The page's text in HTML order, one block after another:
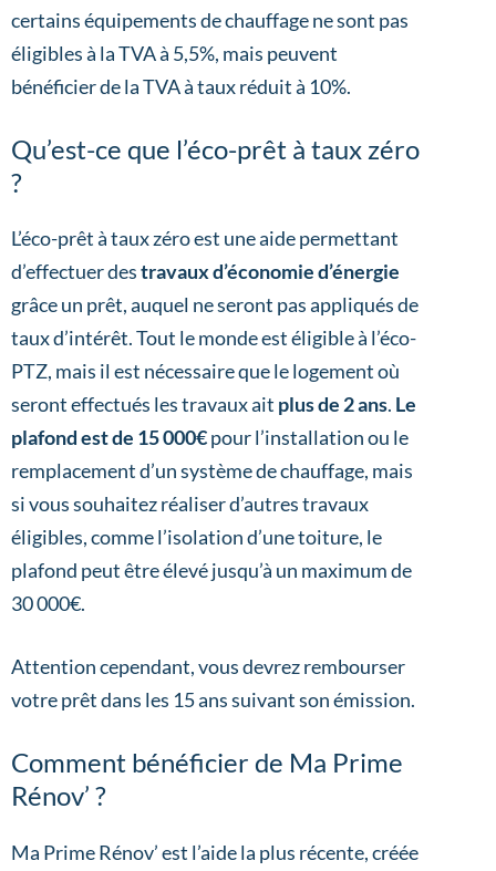
certains équipements de chauffage ne sont pas
éligibles à la TVA à 5,5%, mais peuvent
bénéficier de la TVA à taux réduit à 10%.
Qu’est-ce que l’éco-prêt à taux zéro
?
L’éco-prêt à taux zéro est une aide permettant
d’effectuer destravaux d’économie d’énergie
grâce un prêt, auquel ne seront pas appliqués de
taux d’intérêt. Tout le monde est éligible à l’éco-
PTZ, mais il est nécessaire que le logement où
seront effectués les travaux ait plus de 2 ans. Le
plafond est de 15 000€pour l’installation ou le
remplacement d’un système de chauffage, mais
si vous souhaitez réaliser d’autres travaux
éligibles, comme l’isolation d’une toiture, le
plafond peut être élevé jusqu’à un maximum de
30 000€.
Attention cependant, vous devrez rembourser
votre prêt dans les 15 ans suivant son émission.
Comment bénéficier de Ma Prime
Rénov’ ?
Ma Prime Rénov’ est l’aide la plus récente, créée